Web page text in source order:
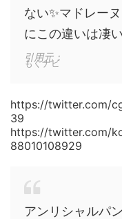
ない✨マドレー
にこの違いは凄
引用元：
もぐナビ
https://twitter.com/
39
https://twitter.com/
88010108929
アンリシャルパ